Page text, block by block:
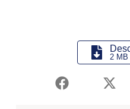
2 MB